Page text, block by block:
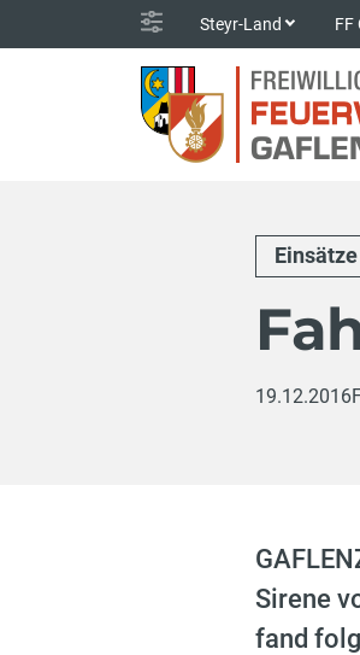
Steyr-Land FF
Einsätze
19.12.2016
Sirene
fand